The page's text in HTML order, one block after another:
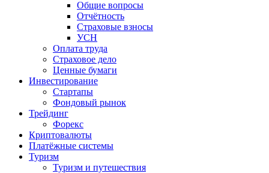
Общие вопросы
Отчётность
Страховые взносы
УСН
Оплата труда
Страховое дело
Ценные бумаги
Инвестирование
Стартапы
Фондовый рынок
Трейдинг
Форекс
Криптовалюты
Платёжные системы
Туризм
Туризм и путешествия